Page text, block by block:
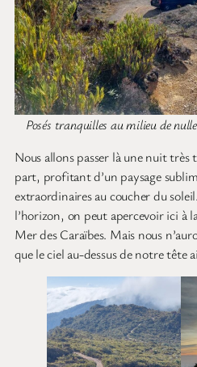
Posés tranquilles au milieu de
Nous allons passer là une nuit
part, profitant d’un paysage
extraordinaires au coucher du
l’horizon, on peut apercevoir ici à
Mer des Caraïbes. Mais nous
que le ciel au-dessus de notre tête